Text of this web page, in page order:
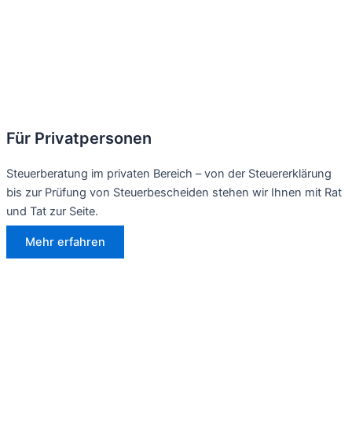
Für Privatpersonen
Steuerberatung im privaten Bereich – von der Steuererklärung
bis zur Prüfung von Steuerbescheiden stehen wir Ihnen mit Rat
und Tat zur Seite.
Mehr erfahren